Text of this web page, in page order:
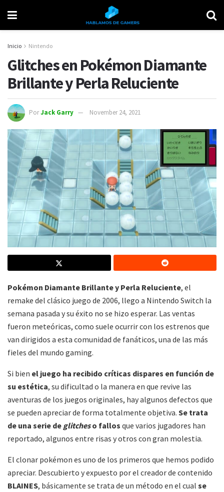
Inicio Nintendo
Glitches en Pokémon Diamante
Brillante y Perla Reluciente
PorJack Garry November 24, 2021
Pokémon Diamante Brillante y Perla Reluciente, el
remake del clásico juego de 2006, llego a Nintendo Switch la
semana pasada y su éxito no se hizo esperar. Las ventas
fueron meteóricas, como suele ocurrir con los estrenos que
van dirigidos a esta comunidad de fanáticos, una de las más
fieles del mundo gaming.
Si bien el juego ha recibido críticas dispares en función de
su estética, su dificultad o la manera en que revive las
aventuras de los juegos originales, hay algunos defectos que
se pueden apreciar de forma totalmente objetiva. Se trata
de una serie de glitcheso fallos que varios jugadores han
reportado, algunos entre risas y otros con gran molestia.
El clonar pokémon es uno de los primeros que hemos podido
apreciar. Descubierto y expuesto por el creador de contenido
BLAINES, básicamente se trata de un método en el cual se